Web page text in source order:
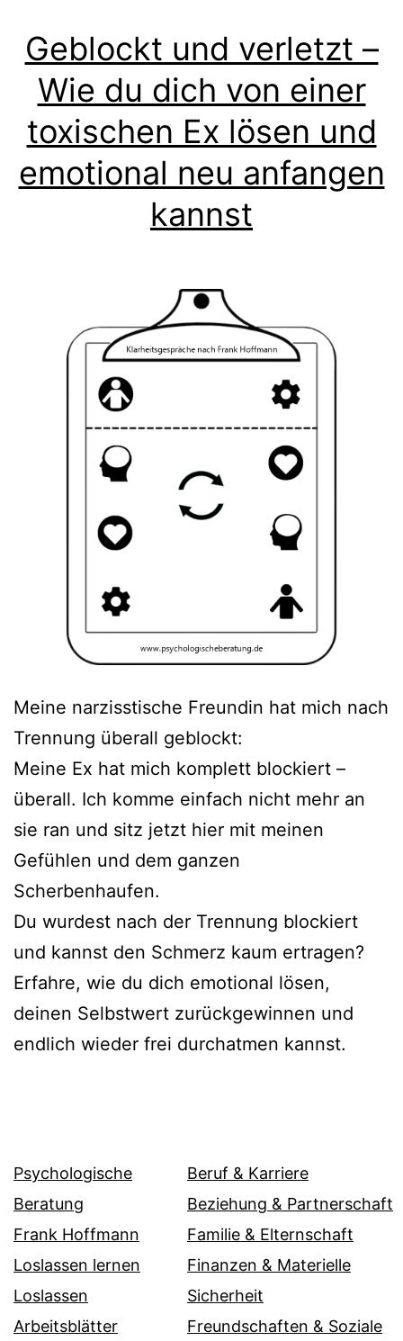
Geblockt und verletzt –
Wie du dich von einer
toxischen Ex lösen und
emotional neu anfangen
kannst
Meine narzisstische Freundin hat mich nach
Trennung überall geblockt:
Meine Ex hat mich komplett blockiert –
überall. Ich komme einfach nicht mehr an
sie ran und sitz jetzt hier mit meinen
Gefühlen und dem ganzen
Scherbenhaufen.
Du wurdest nach der Trennung blockiert
und kannst den Schmerz kaum ertragen?
Erfahre, wie du dich emotional lösen,
deinen Selbstwert zurückgewinnen und
endlich wieder frei durchatmen kannst.
Psychologische
Beratung
Frank Hoffmann
Loslassen lernen
Loslassen
Arbeitsblätter
Beruf & Karriere
Beziehung & Partnerschaft
Familie & Elternschaft
Finanzen & Materielle
Sicherheit
Freundschaften & Soziale